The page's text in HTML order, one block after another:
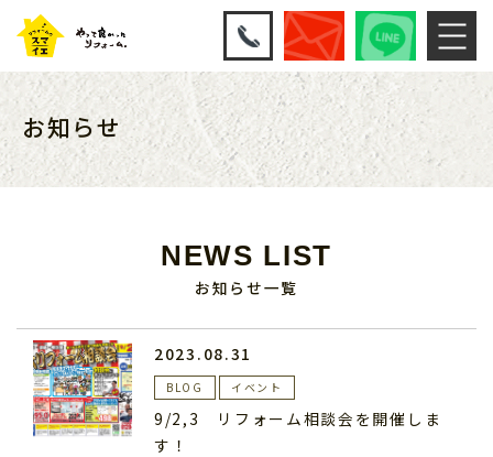
お知らせ
NEWS LIST
お知らせ一覧
2023.08.31
BLOG イベント
9/2,3 リフォーム相談会を開催しま
す！